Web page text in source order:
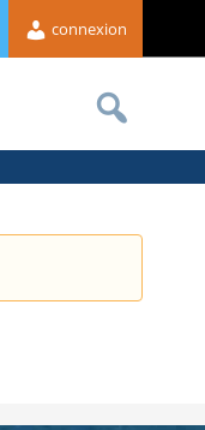
connexion